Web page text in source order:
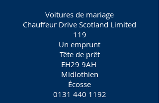
Voitures de mariage
Chauffeur Drive Scotland Limited
119
Un emprunt
Tête de prêt
EH29 9AH
Midlothien
Écosse
0131 440 1192